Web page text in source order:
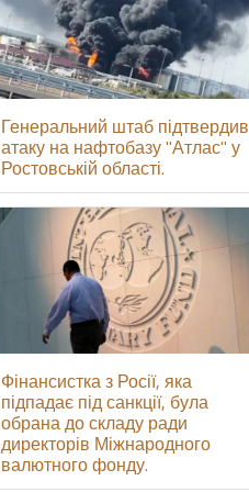
Генеральний штаб підтвердив
атаку на нафтобазу "Атлас" у
Ростовській області.
Фінансистка з Росії, яка
підпадає під санкції, була
обрана до складу ради
директорів Міжнародного
валютного фонду.